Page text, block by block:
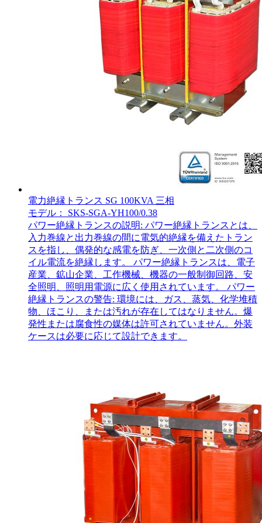
電力絶縁トランス SG 100KVA 三相
モデル： SKS-SGA-YH100/0.38
パワー絶縁トランスの説明: パワー絶縁トランスとは、
入力巻線と出力巻線の間に電気的絶縁を備えたトラン
スを指し、偶発的な感電を防ぎ、一次側と二次側のコ
イル電流を絶縁します。 パワー絶縁トランスは、電子
産業、鉱山企業、工作機械、機器の一般制御回路、安
全照明、照明用電源に広く使用されています。 パワー
絶縁トランスの警告: 環境には、ガス、蒸気、化学堆積
物、ほこり、または汚れが存在してはなりません。爆
発性または腐食性の媒体は許可されていません。外装
ケースは必要に応じて設計できます。